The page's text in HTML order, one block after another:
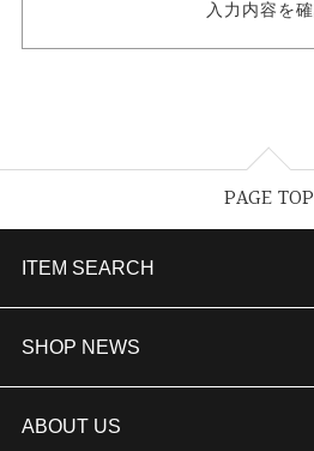
PAGE TOP
ITEM SEARCH
婚約指輪
結婚指輪
SHOP NEWS
TAKEUCHI BRIDAL金沢本店情報
ABOUT US